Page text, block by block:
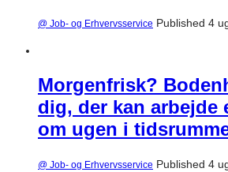
@ Job- og Erhvervsservice Published 4
Morgenfrisk?
dig, der kan arbejde
om ugen i
@ Job- og Erhvervsservice Published 4